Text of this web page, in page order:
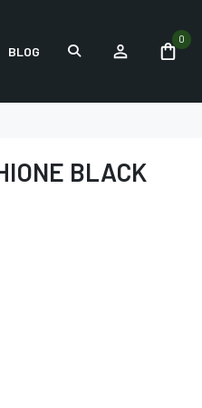
BLOG
0
BLACK